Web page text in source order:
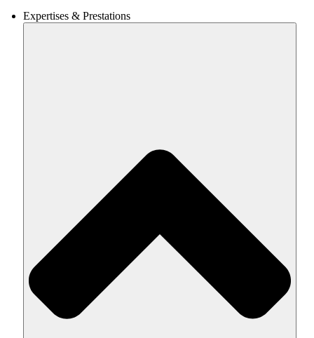
Expertises & Prestations